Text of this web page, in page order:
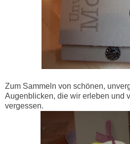
Zum Sammeln von schönen,
Augenblicken, die wir erleben und
vergessen.